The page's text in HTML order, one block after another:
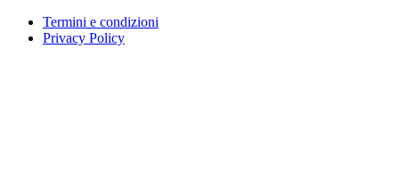
Termini e condizioni
Privacy Policy